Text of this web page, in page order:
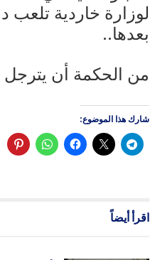
لوزارة خاردية تلعب
بعدها..
من الحكمة أن يترجل
شارك هذا الموضوع:
اقرأ أيضاً